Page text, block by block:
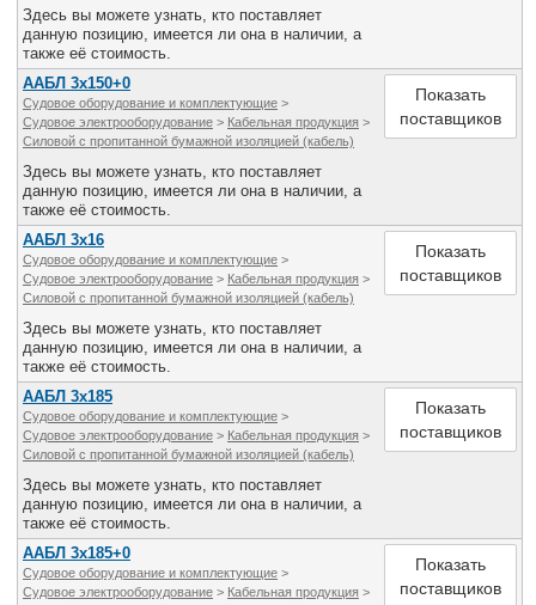
Здесь вы можете узнать, кто поставляет
данную позицию, имеется ли она в наличии, а
также её стоимость.
ААБЛ 3х150+0
Судовое оборудование и комплектующие >
Судовое электрооборудование > Кабельная продукция >
Силовой с пропитанной бумажной изоляцией (кабель)
Здесь вы можете узнать, кто поставляет
данную позицию, имеется ли она в наличии, а
также её стоимость.
Показать
поставщиков
ААБЛ 3х16
Судовое оборудование и комплектующие >
Судовое электрооборудование > Кабельная продукция >
Силовой с пропитанной бумажной изоляцией (кабель)
Здесь вы можете узнать, кто поставляет
данную позицию, имеется ли она в наличии, а
также её стоимость.
Показать
поставщиков
ААБЛ 3х185
Судовое оборудование и комплектующие >
Судовое электрооборудование > Кабельная продукция >
Силовой с пропитанной бумажной изоляцией (кабель)
Здесь вы можете узнать, кто поставляет
данную позицию, имеется ли она в наличии, а
также её стоимость.
Показать
поставщиков
ААБЛ 3х185+0
Судовое оборудование и комплектующие >
Судовое электрооборудование > Кабельная продукция >
Показать
поставщиков